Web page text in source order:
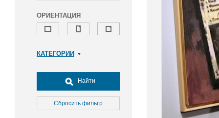
ОРИЕНТАЦИЯ
КАТЕГОРИИ
Досуг, туризм и отдых
Культура
Медицина
Найти
Сбросить фильтр